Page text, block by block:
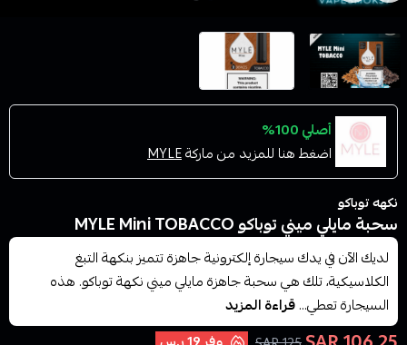
أصلي 100%
اضغط هنا للمزيد من ماركةMYLE
نكهه توباكو
سحبة مايلي ميني توباكو MYLE Mini TOBACCO
لديك الآن في يدك سيجارة إلكترونية جاهزة تتميز بنكهة التبغ
الكلاسيكية، تلك هي سحبة جاهزة مايلي ميني نكهة توباكو. هذه
السيجارة تعطي...قراءة المزيد